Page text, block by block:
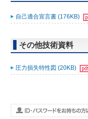
自己適合宣言書 (176KB)
その他技術資料
圧力損失特性図 (20KB)